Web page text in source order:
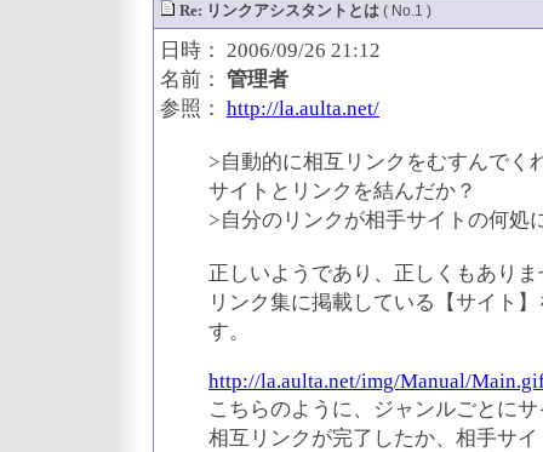
Re: リンクアシスタントとは ( No.1 )
日時： 2006/09/26 21:12
名前： 管理者
参照： http://la.aulta.net/
>自動的に相互リンクをむすんでく
サイトとリンクを結んだか？
>自分のリンクが相手サイトの何処
正しいようであり、正しくもあり
リンク集に掲載している【サイト
す。
http://la.aulta.net/img/Manual/
こちらのように、ジャンルごとに
相互リンクが完了したか、相手サ